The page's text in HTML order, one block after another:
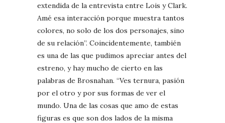
extendida de la entrevista entre Lois y Clark.
Amé esa interacción porque muestra tantos
colores, no solo de los dos personajes, sino
de su relación”. Coincidentemente, también
es una de las que pudimos apreciar antes del
estreno, y hay mucho de cierto en las
palabras de Brosnahan. “Ves ternura, pasión
por el otro y por sus formas de ver el
mundo. Una de las cosas que amo de estas
figuras es que son dos lados de la misma